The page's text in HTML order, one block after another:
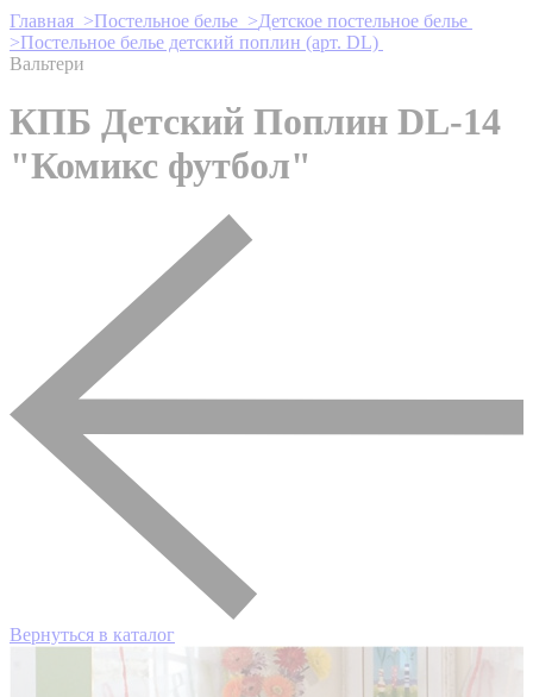
Главная >Постельное белье >Детское постельное белье
>Постельное белье детский поплин (арт. DL)
Вальтери
КПБ Детский Поплин DL-14
"Комикс футбол"
Вернуться в каталог